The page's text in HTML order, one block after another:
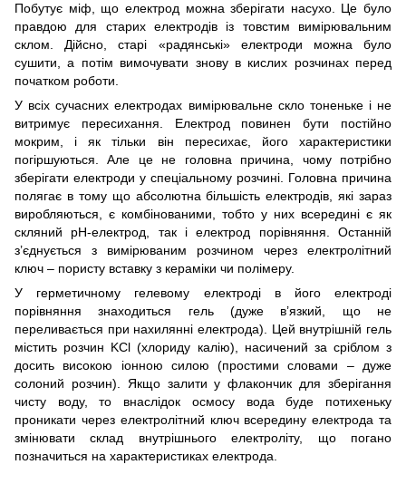
Побутує міф, що електрод можна зберігати насухо. Це було
правдою для старих електродів із товстим вимірювальним
склом. Дійсно, старі «радянські» електроди можна було
сушити, а потім вимочувати знову в кислих розчинах перед
початком роботи.
У всіх сучасних електродах вимірювальне скло тоненьке і не
витримує пересихання. Електрод повинен бути постійно
мокрим, і як тільки він пересихає, його характеристики
погіршуються. Але це не головна причина, чому потрібно
зберігати електроди у спеціальному розчині. Головна причина
полягає в тому що абсолютна більшість електродів, які зараз
виробляються, є комбінованими, тобто у них всередині є як
скляний рН-електрод, так і електрод порівняння. Останній
з’єднується з вимірюваним розчином через електролітний
ключ – пористу вставку з кераміки чи полімеру.
У герметичному гелевому електроді в його електроді
порівняння знаходиться гель (дуже в’язкий, що не
переливається при нахилянні електрода). Цей внутрішній гель
містить розчин KCl (хлориду калію), насичений за сріблом з
досить високою іонною силою (простими словами ‒ дуже
солоний розчин). Якщо залити у флакончик для зберігання
чисту воду, то внаслідок осмосу вода буде потихеньку
проникати через електролітний ключ всередину електрода та
змінювати склад внутрішнього електроліту, що погано
позначиться на характеристиках електрода.